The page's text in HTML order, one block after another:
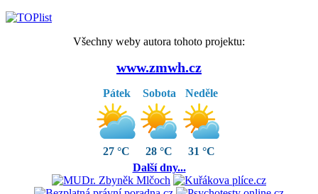
Všechny weby autora tohoto projektu:
www.zmwh.cz
Pátek
27 °C
Sobota
28 °C
Neděle
31 °C
Další dny...